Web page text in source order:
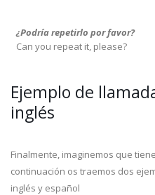
¿Podría repetirlo por favor?
Can you repeat it, please?
Ejemplo de
inglés
Finalmente, imaginemos que
continuación os traemos dos
inglés y español